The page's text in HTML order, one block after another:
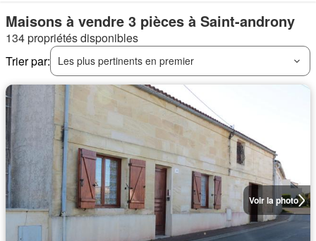
Maisons à vendre 3 pièces à Saint-androny
134 propriétés disponibles
Trier par:
Les plus pertinents en premier
Voir la photo